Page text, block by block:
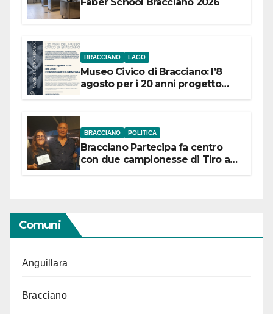
BRACCIANO LAGO
Museo Civico di Bracciano: l’8
agosto per i 20 anni progetto
BRACCIANO POLITICA
Bracciano Partecipa fa centro
con due campionesse di Tiro a
Comuni
Anguillara
Bracciano